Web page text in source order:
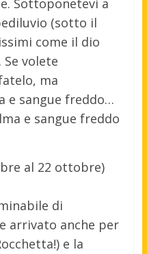
Sottoponetevi a
(sotto il
come il dio
volete
ma
e sangue freddo…
e sangue freddo
al 22 ottobre)
di
arrivato anche per
e la